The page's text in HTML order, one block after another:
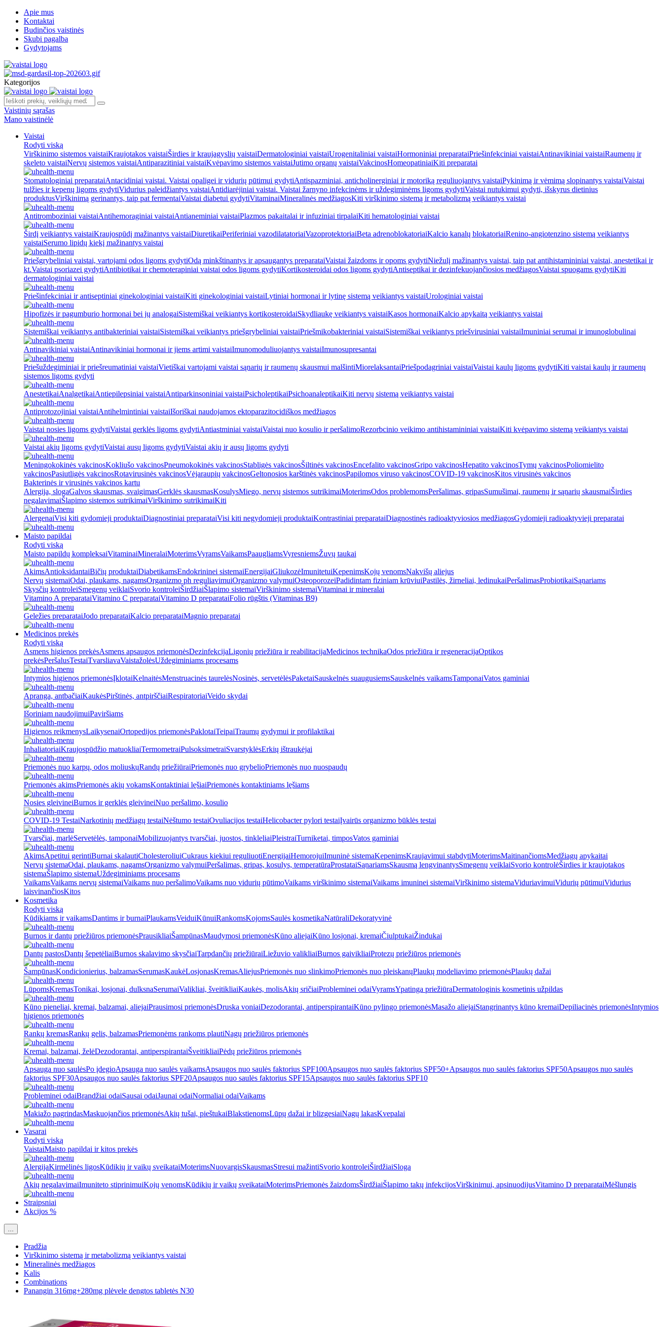
Apie mus
Kontaktai
Budinčios vaistinės
Skubi pagalba
Gydytojams
Kategorijos
Vaistinių sąrašas
Mano vaistinėlė
Vaistai
Rodyti viską
Virškinimo sistemos vaistaiKraujotakos vaistaiŠirdies ir kraujagyslių vaistaiDermatologiniai vaistaiUrogenitaliniai vaistaiHormoniniai preparataiPriešinfekciniai vaistaiAntinavikiniai vaistaiRaumenų ir
skeleto vaistaiNervų sistemos vaistaiAntiparazitiniai vaistaiKvėpavimo sistemos vaistaiJutimo organų vaistaiVakcinosHomeopatiniaiKiti preparatai
Stomatologiniai preparataiAntacidiniai vaistai. Vaistai opaligei ir vidurių pūtimui gydytiAntispazminiai, anticholinerginiai ir motoriką reguliuojantys vaistaiPykinimą ir vėmimą slopinantys vaistaiVaistai
tulžies ir kepenų ligoms gydytiVidurius paleidžiantys vaistaiAntidiarėjiniai vaistai. Vaistai žarnyno infekcinėms ir uždegiminėms ligoms gydytiVaistai nutukimui gydyti, išskyrus dietinius
produktusVirškinimą gerinantys, taip pat fermentaiVaistai diabetui gydytiVitaminaiMineralinės medžiagosKiti virškinimo sistemą ir metabolizmą veikiantys vaistai
Antitromboziniai vaistaiAntihemoraginiai vaistaiAntianeminiai vaistaiPlazmos pakaitalai ir infuziniai tirpalaiKiti hematologiniai vaistai
Širdį veikiantys vaistaiKraujospūdį mažinantys vaistaiDiuretikaiPeriferiniai vazodilatatoriaiVazoprotektoriaiBeta adrenoblokatoriaiKalcio kanalų blokatoriaiRenino-angiotenzino sistemą veikiantys
vaistaiSerumo lipidų kiekį mažinantys vaistai
Priešgrybeliniai vaistai, vartojami odos ligoms gydytiOdą minkštinantys ir apsaugantys preparataiVaistai žaizdoms ir opoms gydytiNiežulį mažinantys vaistai, taip pat antihistamininiai vaistai, anestetikai ir
kt.Vaistai psoriazei gydytiAntibiotikai ir chemoterapiniai vaistai odos ligoms gydytiKortikosteroidai odos ligoms gydytiAntiseptikai ir dezinfekuojančiosios medžiagosVaistai spuogams gydytiKiti
dermatologiniai vaistai
Priešinfekciniai ir antiseptiniai ginekologiniai vaistaiKiti ginekologiniai vaistaiLytiniai hormonai ir lytinę sistemą veikiantys vaistaiUrologiniai vaistai
Hipofizės ir pagumburio hormonai bei jų analogaiSistemiškai veikiantys kortikosteroidaiSkydliaukę veikiantys vaistaiKasos hormonaiKalcio apykaitą veikiantys vaistai
Sistemiškai veikiantys antibakteriniai vaistaiSistemiškai veikiantys priešgrybeliniai vaistaiPriešmikobakteriniai vaistaiSistemiškai veikiantys priešvirusiniai vaistaiImuniniai serumai ir imunoglobulinai
Antinavikiniai vaistaiAntinavikiniai hormonai ir jiems artimi vaistaiImunomoduliuojantys vaistaiImunosupresantai
Priešuždegiminiai ir priešreumatiniai vaistaiVietiškai vartojami vaistai sąnarių ir raumenų skausmui malšintiMiorelaksantaiPriešpodagriniai vaistaiVaistai kaulų ligoms gydytiKiti vaistai kaulų ir raumenų
sistemos ligoms gydyti
AnestetikaiAnalgetikaiAntiepilepsiniai vaistaiAntiparkinsoniniai vaistaiPsicholeptikaiPsichoanaleptikaiKiti nervų sistemą veikiantys vaistai
Antiprotozojiniai vaistaiAntihelmintiniai vaistaiIšoriškai naudojamos ektoparazitocidiškos medžiagos
Vaistai nosies ligoms gydytiVaistai gerklės ligoms gydytiAntiastminiai vaistaiVaistai nuo kosulio ir peršalimoRezorbcinio veikimo antihistamininiai vaistaiKiti kvėpavimo sistemą veikiantys vaistai
Vaistai akių ligoms gydytiVaistai ausų ligoms gydytiVaistai akių ir ausų ligoms gydyti
Meningokokinės vakcinosKokliušo vakcinosPneumokokinės vakcinosStabligės vakcinosŠiltinės vakcinosEncefalito vakcinosGripo vakcinosHepatito vakcinosTymų vakcinosPoliomielito
vakcinosPasiutligės vakcinosRotavirusinės vakcinosVėjaraupių vakcinosGeltonosios karštinės vakcinosPapilomos viruso vakcinosCOVID-19 vakcinosKitos virusinės vakcinos
Bakterinės ir virusinės vakcinos kartu
Alergija, slogaGalvos skausmas, svaigimasGerklės skausmasKosulysMiego, nervų sistemos sutrikimaiMoterimsOdos problemomsPeršalimas, gripasSumušimai, raumenų ir sąnarių skausmaiŠirdies
negalavimaiŠlapimo sistemos sutrikimaiVirškinimo sutrikimaiKiti
AlergenaiVisi kiti gydomieji produktaiDiagnostiniai preparataiVisi kiti negydomieji produktaiKontrastiniai preparataiDiagnostinės radioaktyviosios medžiagosGydomieji radioaktyvieji preparatai
Maisto papildai
Rodyti viską
Maisto papildų kompleksaiVitaminaiMineralaiMoterimsVyramsVaikamsPaaugliamsVyresniemsŽuvų taukai
AkimsAntioksidantaiBičių produktaiDiabetikamsEndokrininei sistemaiEnergijaiGliukozėImunitetuiKepenimsKojų venomsNakvišų aliejus
Nervų sistemaiOdai, plaukams, nagamsOrganizmo ph reguliavimuiOrganizmo valymuiOsteoporozeiPadidintam fiziniam krūviuiPastilės, žirneliai, ledinukaiPeršalimasProbiotikaiSąnariams
Skysčių kontroleiSmegenų veiklaiSvorio kontroleiŠirdžiaiŠlapimo sistemaiVirškinimo sistemaiVitaminai ir mineralai
Vitamino A preparataiVitamino C preparataiVitamino D preparataiFolio rūgštis (Vitaminas B9)
Geležies preparataiJodo preparataiKalcio preparataiMagnio preparatai
Medicinos prekės
Rodyti viską
Asmens higienos prekėsAsmens apsaugos priemonėsDezinfekcijaLigonių priežiūra ir reabilitacijaMedicinos technikaOdos priežiūra ir regeneracijaOptikos
prekėsPeršalusTestaiTvarsliavaVaistažolėsUždegiminiams procesams
Intymios higienos priemonėsĮklotaiKelnaitėsMenstruacinės taurelėsNosinės, servetėlėsPaketaiSauskelnės suaugusiemsSauskelnės vaikamsTamponaiVatos gaminiai
Apranga, antbačiaiKaukėsPirštinės, antpirščiaiRespiratoriaiVeido skydai
Išoriniam naudojimuiPaviršiams
Higienos reikmenysLaikysenaiOrtopedijos priemonėsPaklotaiTeipaiTraumų gydymui ir profilaktikai
InhaliatoriaiKraujospūdžio matuokliaiTermometraiPulsoksimetraiSvarstyklėsErkių ištraukėjai
Priemonės nuo karpų, odos moliuskųRandų priežiūraiPriemonės nuo grybelioPriemonės nuo nuospaudų
Priemonės akimsPriemonės akių vokamsKontaktiniai lęšiaiPriemonės kontaktiniams lęšiams
Nosies gleivineiBurnos ir gerklės gleivineiNuo peršalimo, kosulio
COVID-19 TestaiNarkotinių medžiagų testaiNėštumo testaiOvuliacijos testaiHelicobacter pylori testaiĮvairūs organizmo būklės testai
Tvarsčiai, marlėServetėlės, tamponaiMobilizuojantys tvarsčiai, juostos, tinkleliaiPleistraiTurniketai, timposVatos gaminiai
AkimsApetitui gerintiBurnai skalautiCholesteroliuiCukraus kiekiui reguliuotiEnergijaiHemorojuiImuninė sistemaKepenimsKraujavimui stabdytiMoterimsMaitinančiomsMedžiagų apykaitai
Nervų sistemaOdai, plaukams, nagamsOrganizmo valymuiPeršalimas, gripas, kosulys, temperatūraProstataiSąnariamsSkausmą lengvinantysSmegenų veiklaiSvorio kontrolėŠirdies ir kraujotakos
sistemaŠlapimo sistemaUždegiminiams procesams
VaikamsVaikams nervų sistemaiVaikams nuo peršalimoVaikams nuo vidurių pūtimoVaikams virškinimo sistemaiVaikams imuninei sistemaiVirškinimo sistemaViduriavimuiVidurių pūtimuiVidurius
laisvinančiosKitos
Kosmetika
Rodyti viską
Kūdikiams ir vaikamsDantims ir burnaiPlaukamsVeiduiKūnuiRankomsKojomsSaulės kosmetikaNatūraliDekoratyvinė
Burnos ir dantų priežiūros priemonėsPrausikliaiŠampūnasMaudymosi priemonėsKūno aliejaiKūno losjonai, kremaiČiulptukaiŽindukai
Dantų pastosDantų šepetėliaiBurnos skalavimo skysčiaiTarpdančių priežiūraiLiežuvio valikliaiBurnos gaivikliaiProtezų priežiūros priemonės
ŠampūnasKondicionierius, balzamasSerumasKaukėLosjonasKremasAliejusPriemonės nuo slinkimoPriemonės nuo pleiskanųPlaukų modeliavimo priemonėsPlaukų dažai
LūpomsKremasTonikai, losjonai, dulksnaSerumaiValikliai, šveitikliaiKaukės, molisAkių sričiaiProbleminei odaiVyramsYpatinga priežiūraDermatologinis kosmetinis užpildas
Kūno pieneliai, kremai, balzamai, aliejaiPrausimosi priemonėsDruska voniaiDezodorantai, antiperspirantaiKūno pylingo priemonėsMasažo aliejaiStangrinantys kūno kremaiDepiliacinės priemonėsIntymios
higienos priemonės
Rankų kremasRankų gelis, balzamasPriemonėms rankoms plautiNagų priežiūros priemonės
Kremai, balzamai, želėDezodorantai, antiperspirantaiŠveitikliaiPėdų priežiūros priemonės
Apsauga nuo saulėsPo įdegioApsauga nuo saulės vaikamsApsaugos nuo saulės faktorius SPF100Apsaugos nuo saulės faktorius SPF50+Apsaugos nuo saulės faktorius SPF50Apsaugos nuo saulės
faktorius SPF30Apsaugos nuo saulės faktorius SPF20Apsaugos nuo saulės faktorius SPF15Apsaugos nuo saulės faktorius SPF10
Probleminei odaiBrandžiai odaiSausai odaiJaunai odaiNormaliai odaiVaikams
Makiažo pagrindasMaskuojančios priemonėsAkių tušai, pieštukaiBlakstienomsLūpų dažai ir blizgesiaiNagų lakasKvepalai
Vasarai
Rodyti viską
VaistaiMaisto papildai ir kitos prekės
AlergijaKirmėlinės ligosKūdikių ir vaikų sveikataiMoterimsNuovargisSkausmasStresui mažintiSvorio kontroleiŠirdžiaiSloga
Akių negalavimaiImuniteto stiprinimuiKojų venomsKūdikių ir vaikų sveikataiMoterimsPriemonės žaizdomsŠirdžiaiŠlapimo takų infekcijosVirškinimui, apsinuodijusVitamino D preparataiMėšlungis
Straipsniai
Akcijos %
...
Pradžia
Virškinimo sistemą ir metabolizmą veikiantys vaistai
Mineralinės medžiagos
Kalis
Combinations
Panangin 316mg+280mg plėvele dengtos tabletės N30